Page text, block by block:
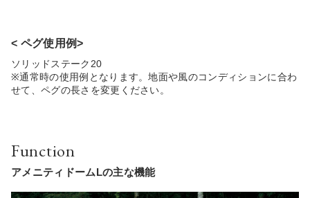
< ペグ使用例>
ソリッドステーク20
※通常時の使用例となります。地面や風のコンディションに合わ
せて、ペグの長さを変更ください。
Function
アメニティドームLの主な機能